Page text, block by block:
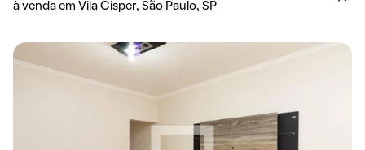
à venda em Vila Cisper, São Paulo, SP